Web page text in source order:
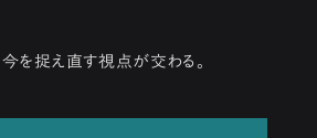
今を捉え直す視点が交わる。